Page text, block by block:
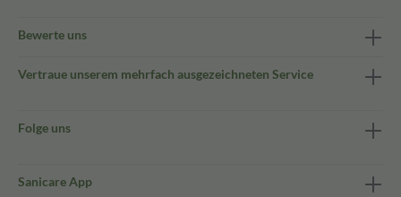
Bewerte uns
Vertraue unserem mehrfach ausgezeichneten Service
Folge uns
Sanicare App